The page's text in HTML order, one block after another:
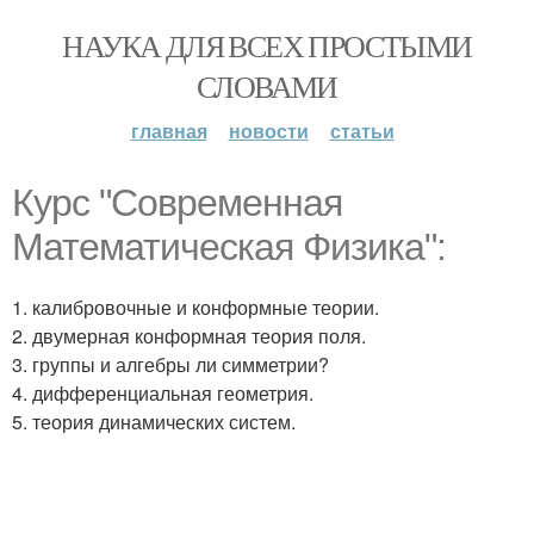
НАУКА ДЛЯ ВСЕХ ПРОСТЫМИ
СЛОВАМИ
главная новости статьи
Курс "Современная
Математическая Физика":
1. калибровочные и конформные теории.
2. двумерная конформная теория поля.
3. группы и алгебры ли симметрии?
4. дифференциальная геометрия.
5. теория динамических систем.